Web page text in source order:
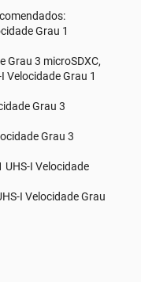
Grau 1
Grau 3 microSDXC,
Velocidade Grau 1
Grau 3
Grau 3
UHS-I Velocidade
I Velocidade Grau